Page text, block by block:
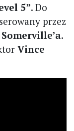
5”. Do
przez
.
Vince